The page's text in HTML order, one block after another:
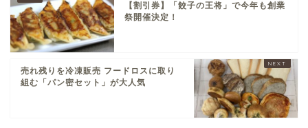
【割引券】「餃子の王将」で今年も創業
祭開催決定！
売れ残りを冷凍販売 フードロスに取り
組む「パン密セット」が大人気